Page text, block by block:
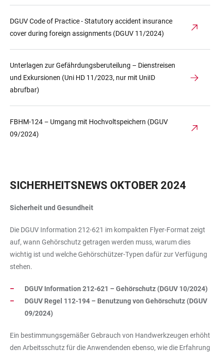
DGUV Code of Practice - Statutory accident insurance
cover during foreign assignments (DGUV 11/2024)
Unterlagen zur Gefährdungsberuteilung – Dienstreisen
und Exkursionen (Uni HD 11/2023, nur mit UniID
abrufbar)
FBHM-124 – Umgang mit Hochvoltspeichern (DGUV
09/2024)
SICHERHEITSNEWS OKTOBER 2024
Sicherheit und Gesundheit
Die DGUV Information 212-621 im kompakten Flyer-Format zeigt
auf, wann Gehörschutz getragen werden muss, warum dies
wichtig ist und welche Gehörschützer-Typen dafür zur Verfügung
stehen.
DGUV Information 212-621 – Gehörschutz (DGUV 10/2024)
DGUV Regel 112-194 – Benutzung von Gehörschutz (DGUV
09/2024)
Ein bestimmungsgemäßer Gebrauch von Handwerkzeugen erhöht
den Arbeitsschutz für die Anwendenden ebenso, wie die Erfahrung